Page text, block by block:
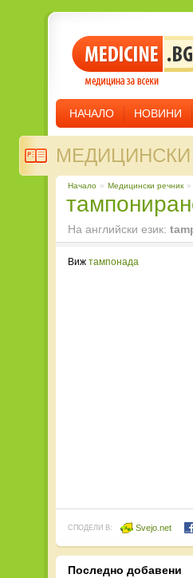
НАЧАЛО НОВИНИ
Начало » Медицински речник »
На английски език:
Виж тампонада
СПОДЕЛИ В: Svejo.net
Последно добавени